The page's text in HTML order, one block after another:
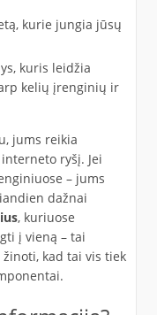
kurie jungia jūsų
kuris leidžia
kelių įrenginių ir
jums reikia
ryšį. Jei
– jums
dažnai
, kuriuose
į vieną – tai
kad tai vis tiek